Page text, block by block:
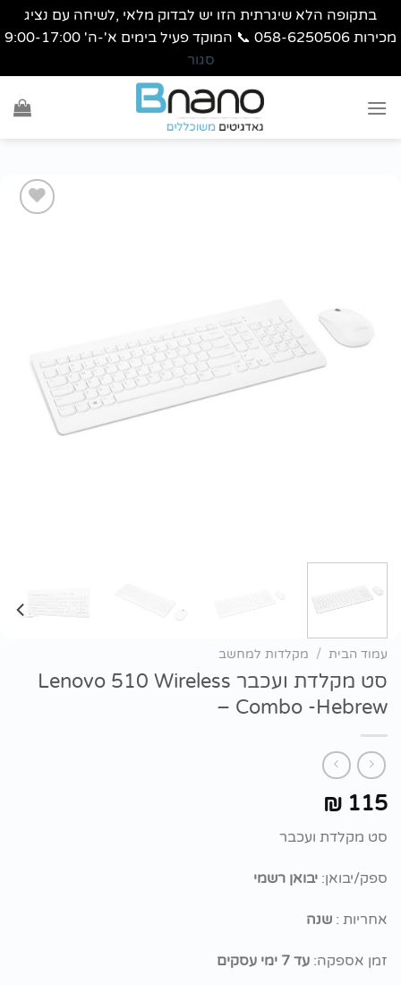
בתקופה הלא שיגרתית הזו יש לבדוק מלאי ,לשיחה עם נציג
מכירות 058-6250506 📞 המוקד פעיל בימים א'-ה' 9:00-17:00
סגור
עמוד הבית / מקלדות למחשב
סט מקלדת ועכבר Lenovo 510 Wireless
Combo -Hebrew –
₪ 115
סט מקלדת ועכבר
ספק/יבואן: יבואן רשמי
אחריות : שנה
זמן אספקה: עד 7 ימי עסקים